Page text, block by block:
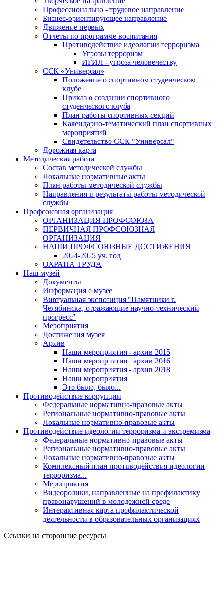
Профессионально - трудовое направление
Бизнес-ориентирующее направление
Движение первых
Отчеты по программе воспитания
Противодействие идеологии терроризма
Угрозы терроризм
ИГИЛ - угроза человечеству
ССК «Универсал»
Положение о спортивном студенческом
клубе
Приказ о создании спортивного
студенческого клуба
План работы спортивных секций
Календарно-тематический план спортивных
мероприятий
Свидетельство ССК "Универсал"
Дорожная карта
Методическая работа
Состав методической службы
Локальные нормативные акты
План работы методической службы
Направления и результаты работы методической
службы
Профсоюзная организация
ОРГАНИЗАЦИЯ ПРОФСОЮЗА
ПЕРВИЧНАЯ ПРОФСОЮЗНАЯ
ОРГАНИЗАЦИЯ
НАШИ ПРОФСОЮЗНЫЕ ДОСТИЖЕНИЯ
2024-2025 уч. год
ОХРАНА ТРУДА
Наш музей
Документы
Информация о музее
Виртуальная экспозиция "Памятники г.
Челябинска, отражающие научно-технический
прогресс"
Мероприятия
Достижения музея
Архив
Наши мероприятия - архив 2015
Наши мероприятия - архив 2016
Наши мероприятия - архив 2018
Наши мероприятия
Это было, было...
Противодействие коррупции
Федеральные нормативно-правовые акты
Региональные нормативно-правовые акты
Локальные нормативно-правовые акты
Противодействие идеологии терроризма и экстремизма
Федеральные нормативно-правовые акты
Региональные нормативно-правовые акты
Локальные нормативно-правовые акты
Комплексный план противодействия идеологии
терроризма...
Мероприятия
Видеоролики, направленные на профилактику
правонарушений в молодежной среде
Интерактивная карта профилактической
деятельности в образовательных организациях
Ссылки на сторонние ресурсы